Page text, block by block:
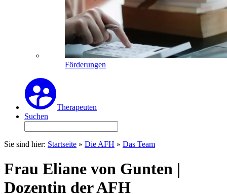
Förderungen
Therapeuten
Suchen
Sie sind hier: Startseite » Die AFH » Das Team
Frau Eliane von Gunten |
Dozentin der AFH